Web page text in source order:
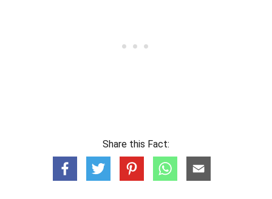
Share this Fact: